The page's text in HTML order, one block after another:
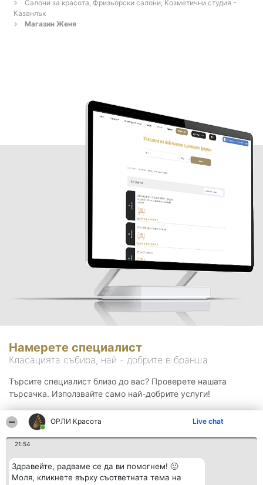
ОРЛИ Красота Live chat
21:54
Здравейте, радваме се да ви помогнем! 🙂
Моля, кликнете върху съответната тема на
Салони за красота, Фризьорски салони, Козметични студия -
Казанлък
Магазин Женя
Намерете специалист
Класацията събира, най - добрите в бранша.
Търсите специалист близо до вас? Проверете нашата
търсачка. Използвайте само най-добрите услуги!